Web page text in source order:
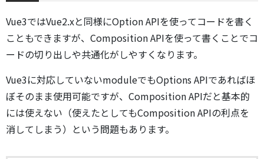
Vue3ではVue2.xと同様にOption APIを使ってコードを書く
こともできますが、Composition APIを使って書くことでコ
ードの切り出しや共通化がしやすくなります。
Vue3に対応していないmoduleでもOptions APIであればほ
ぼそのまま使用可能ですが、Composition APIだと基本的
には使えない（使えたとしてもComposition APIの利点を
消してしまう）という問題もあります。